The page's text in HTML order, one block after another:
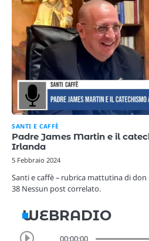
SANTI E CAFFÈ
Padre James Martin e il
Irlanda
5 Febbraio 2024
Santi e caffè – rubrica mattutina di
38 Nessun post correlato.
WEBRADIO
00:00:00